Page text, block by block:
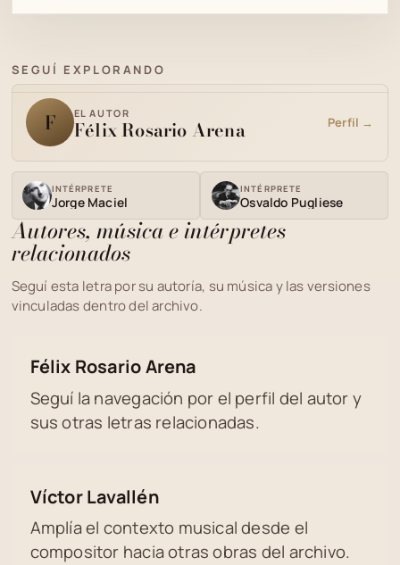
SEGUÍ EXPLORANDO
F EL AUTOR
Félix Rosario Arena Perfil →
INTÉRPRETE
Jorge Maciel
INTÉRPRETE
Osvaldo Pugliese
Autores, música e intérpretes
relacionados
Seguí esta letra por su autoría, su música y las versiones
vinculadas dentro del archivo.
Félix Rosario Arena
Seguí la navegación por el perfil del autor y
sus otras letras relacionadas.
Víctor Lavallén
Amplía el contexto musical desde el
compositor hacia otras obras del archivo.